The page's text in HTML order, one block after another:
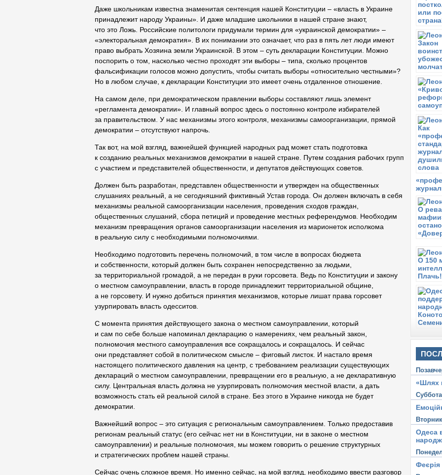
Даже школьникам известна знаменитая сентенция нашей Конституции – «власть в Украине
принадлежит народу Украины». И даже младшие школьники в нашей стране знают,
что это Ложь. Российские политологи придумали термин для «украинской демократии» –
«электоральная демократия». В их понимании это означает, что раз в пять лет люди имеют
право выбрать Хозяина земли Украинской. В этом – суть декларации Конституции. Можно
поспорить о том, насколько честно проходят эти выборы – типа, сколько процентов
фальсификации голосов можно допустить, чтобы считать выборы «относительно честными»?
Но в любом случае, к декларации Конституции это имеет очень отдаленное отношение.
На самом деле, при демократическом правлении выборы составляют лишь элемент
«регламента демократии». И главный вопрос здесь о постоянно контроле избирателей
за правительством. У нас механизмы этого контроля, механизмы самоорганизации, прямой
демократии – отсутствуют напрочь.
Так вот, на мой взгляд, важнейшей функцией народных рад может стать подготовка
к созданию реальных механизмов демократии в нашей стране. Путем создания рабочих групп
с участием и представителей общественности, и депутатов действующих советов.
Должен быть разработан, представлен общественности и утвержден на общественных
слушаниях реальный, а не сегодняшний фиктивный Устав города. Он должен включать в себя
механизмы реальной самоорганизации населения, проведения сходов граждан,
общественных слушаний, сбора петиций и проведение местных референдумов. Необходим
механизм превращения органов самоорганизации населения из марионеток исполкома
в реальную силу с необходимыми полномочиями.
Необходимо подготовить перечень полномочий, в том числе в вопросах бюджета
и собственности, который должен быть сохранен непосредственно за людьми,
за территориальной громадой, а не передан в руки горсовета. Ведь по Конституции и закону
о местном самоуправлении, власть в городе принадлежит территориальной общине,
а не горсовету. И нужно добиться принятия механизмов, которые лишат права горсовет
узурпировать власть одесситов.
С момента принятия действующего закона о местном самоуправлении, который
и сам по себе больше напоминал декларацию о намерениях, чем реальный закон,
полномочия местного самоуправления все сокращалось и сокращалось. И сейчас
они представляет собой в политическом смысле – фиговый листок. И настало время
настоящего политического давления на центр, с требованием реализации существующих
деклараций о местном самоуправлении, превращении его в реальную, а не декларативную
силу. Центральная власть должна не узурпировать полномочия местной власти, а дать
возможность стать ей реальной силой в стране. Без этого в Украине никогда не будет
демократии.
Важнейший вопрос – это ситуация с региональным самоуправлением. Только предоставив
регионам реальный статус (его сейчас нет ни в Конституции, ни в законе о местном
самоуправлении) и реальные полномочия, мы можем говорить о решение структурных
и стратегических проблем нашей страны.
Сейчас очень сложное время. Но именно сейчас, на мой взгляд, необходимо ввести разговор
«Шлях
Одеса
Феєрія